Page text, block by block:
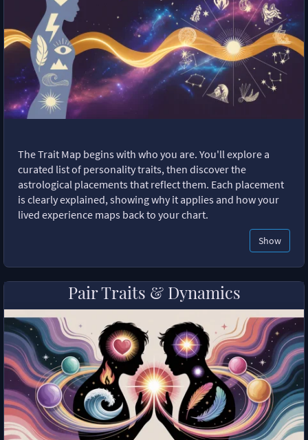
The Trait Map begins with who you are. You'll explore a
curated list of personality traits, then discover the
astrological placements that reflect them. Each placement
is clearly explained, showing why it applies and how your
lived experience maps back to your chart.
Show
Pair Traits & Dynamics